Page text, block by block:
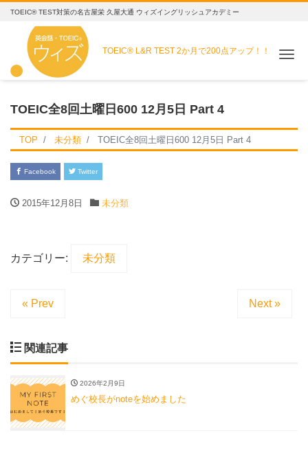
TOEIC® TEST対策の名古屋栄 久屋大通 ウィズイングリッシュアカデミー
TOEIC® L&R TEST2か月で200点アップ！！
TOEIC全8回土曜日600 12月5日 Part 4
TOP 未分類 TOEIC全8回土曜日600 12月5日 Part 4
Facebook Twitter
2015年12月8日 未分類
カテゴリー: 未分類
« Prev Next »
関連記事
2026年2月9日
めぐ校長がnoteを始めました